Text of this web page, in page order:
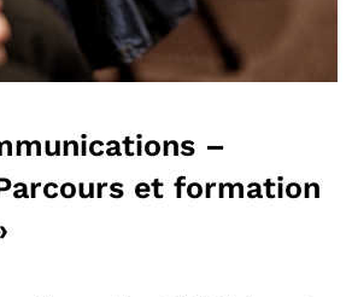
–
et formation